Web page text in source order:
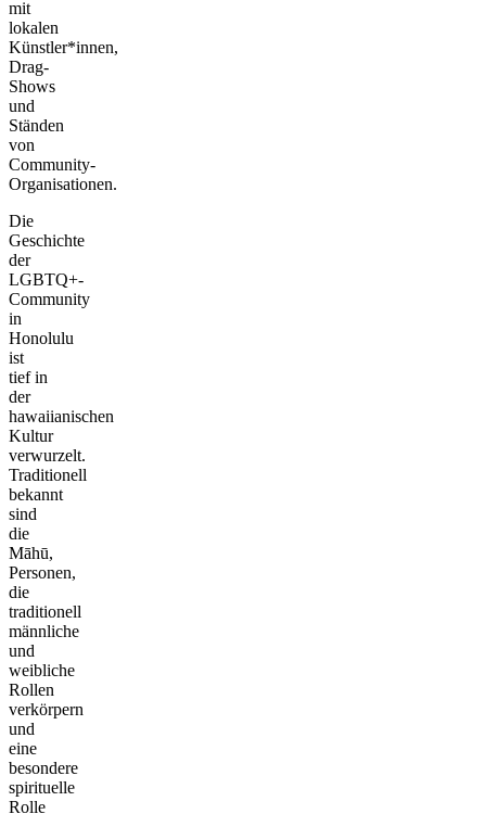
mit
lokalen
Künstler*innen,
Drag-
Shows
und
Ständen
von
Community-
Organisationen.
Die
Geschichte
der
LGBTQ+-
Community
in
Honolulu
ist
tief in
der
hawaiianischen
Kultur
verwurzelt.
Traditionell
bekannt
sind
die
Māhū,
Personen,
die
traditionell
männliche
und
weibliche
Rollen
verkörpern
und
eine
besondere
spirituelle
Rolle